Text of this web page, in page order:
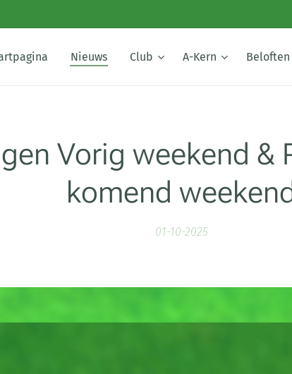
Nieuws Club A-Kern Beloften
Vorig weekend &
komend
01-10-2025